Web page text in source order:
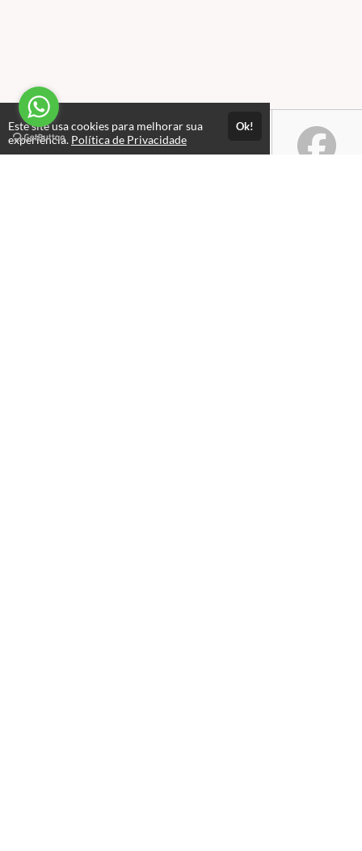
Este site usa cookies para melhorar sua
experiência. Política de Privacidade
Ok!